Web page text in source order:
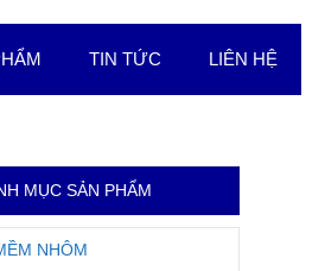
TIN TỨC LIÊN HỆ
MỤC SẢN PHẨM
NHÔM